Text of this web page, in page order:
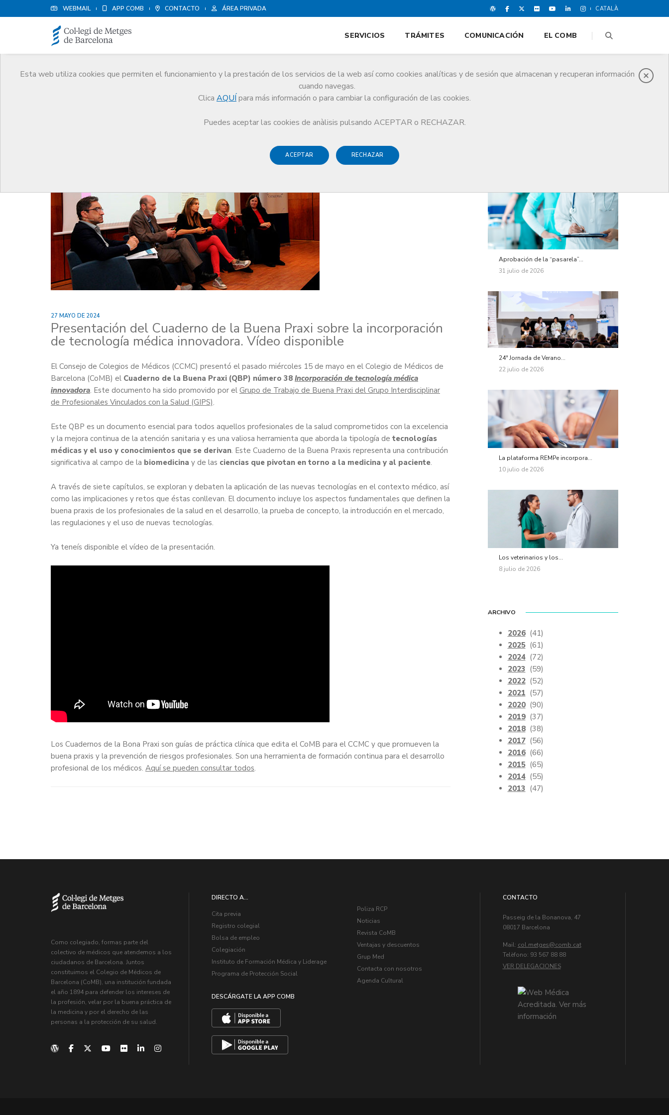
WEBMAIL APP COMB CONTACTO ÁREA PRIVADA CATALÀ
Esta web utiliza cookies que permiten el funcionamiento y la prestación de los servicios de la web así como cookies analíticas y de sesión que almacenan y recuperan información
cuando navegas.
Clica AQUÍ para más información o para cambiar la configuración de las cookies.
Puedes aceptar las cookies de anàlisis pulsando ACEPTAR o RECHAZAR.
ACEPTAR RECHAZAR
SERVICIOS TRÁMITES COMUNICACIÓN EL COMB
Presentación del Cuaderno de la Buena Praxi sobre la incorporación de tecnología médica innovadora. Vídeo disponible
27 MAYO DE 2024
Presentación del Cuaderno de la Buena Praxi sobre la incorporación
de tecnología médica innovadora. Vídeo disponible
El Consejo de Colegios de Médicos (CCMC) presentó el pasado miércoles 15 de mayo en el Colegio de Médicos de
Barcelona (CoMB) el Cuaderno de la Buena Praxi (QBP) número 38 Incorporación de tecnología médica
innovadora. Este documento ha sido promovido por el Grupo de Trabajo de Buena Praxi del Grupo Interdisciplinar
de Profesionales Vinculados con la Salud (GIPS).
Este QBP es un documento esencial para todos aquellos profesionales de la salud comprometidos con la excelencia
y la mejora continua de la atención sanitaria y es una valiosa herramienta que aborda la tipología de tecnologías
médicas y el uso y conocimientos que se derivan. Este Cuaderno de la Buena Praxis representa una contribución
significativa al campo de la biomedicina y de las ciencias que pivotan en torno a la medicina y al paciente.
A través de siete capítulos, se exploran y debaten la aplicación de las nuevas tecnologías en el contexto médico, así
como las implicaciones y retos que éstas conllevan. El documento incluye los aspectos fundamentales que definen la
buena praxis de los profesionales de la salud en el desarrollo, la prueba de concepto, la introducción en el mercado,
las regulaciones y el uso de nuevas tecnologías.
Ya teneís disponible el vídeo de la presentación.
Los Cuadernos de la Bona Praxi son guías de práctica clínica que edita el CoMB para el CCMC y que promueven la
buena praxis y la prevención de riesgos profesionales. Son una herramienta de formación continua para el desarrollo
profesional de los médicos. Aquí se pueden consultar todos.
Aprobación de la “pasarela”...
31 julio de 2026
24ª Jornada de Verano...
22 julio de 2026
La plataforma REMPe incorpora...
10 julio de 2026
Los veterinarios y los...
8 julio de 2026
ARCHIVO
2026 (41)
2025 (61)
2024 (72)
2023 (59)
2022 (52)
2021 (57)
2020 (90)
2019 (37)
2018 (38)
2017 (56)
2016 (66)
2015 (65)
2014 (55)
2013 (47)
Como colegiado, formas parte del
colectivo de médicos que atendemos a los
ciudadanos de Barcelona. Juntos
constituimos el Colegio de Médicos de
Barcelona (CoMB), una institución fundada
el año 1894 para defender los intereses de
la profesión, velar por la buena práctica de
la medicina y por el derecho de las
personas a la protección de su salud.
DIRECTO A...
Cita previa
Registro colegial
Bolsa de empleo
Colegiación
Instituto de Formación Médica y Liderage
Programa de Protección Social
DESCÁRGATE LA APP COMB
Poliza RCP
Noticias
Revista CoMB
Ventajas y descuentos
Grup Med
Contacta con nosotros
Agenda Cultural
CONTACTO
Passeig de la Bonanova, 47
08017 Barcelona
Mail: col.metges
Telèfono: 93 567 88 88
VER DELEGACIONES